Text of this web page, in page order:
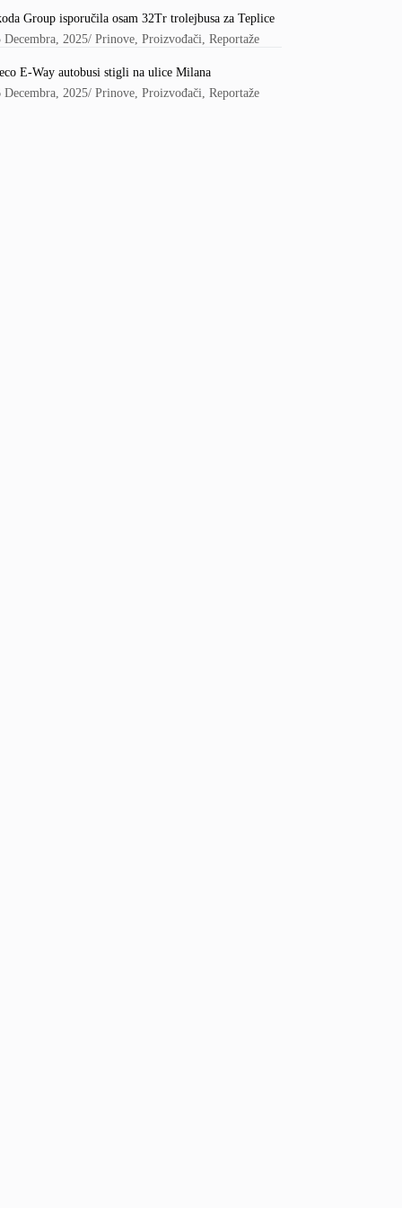
Group isporučila osam 32Tr trolejbusa za Teplice
Decembra, 2025/Prinove,Proizvođači,Reportaže
E-Way autobusi stigli na ulice Milana
Decembra, 2025/Prinove,Proizvođači,Reportaže